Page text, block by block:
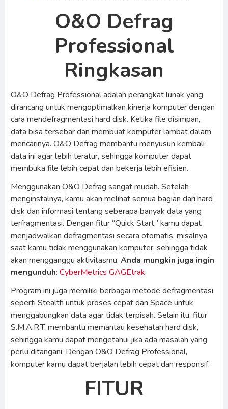
O&O Defrag
Professional
Ringkasan
O&O Defrag Professional adalah perangkat lunak yang
dirancang untuk mengoptimalkan kinerja komputer dengan
cara mendefragmentasi hard disk. Ketika file disimpan,
data bisa tersebar dan membuat komputer lambat dalam
mencarinya. O&O Defrag membantu menyusun kembali
data ini agar lebih teratur, sehingga komputer dapat
membuka file lebih cepat dan bekerja lebih efisien.
Menggunakan O&O Defrag sangat mudah. Setelah
menginstalnya, kamu akan melihat semua bagian dari hard
disk dan informasi tentang seberapa banyak data yang
terfragmentasi. Dengan fitur “Quick Start,” kamu dapat
menjadwalkan defragmentasi secara otomatis, misalnya
saat kamu tidak menggunakan komputer, sehingga tidak
akan mengganggu aktivitasmu. Anda mungkin juga ingin
mengunduh: CyberMetrics GAGEtrak
Program ini juga memiliki berbagai metode defragmentasi,
seperti Stealth untuk proses cepat dan Space untuk
menggabungkan data agar tidak terpisah. Selain itu, fitur
S.M.A.R.T. membantu memantau kesehatan hard disk,
sehingga kamu dapat mengetahui jika ada masalah yang
perlu ditangani. Dengan O&O Defrag Professional,
komputer kamu dapat berjalan lebih cepat dan responsif.
FITUR